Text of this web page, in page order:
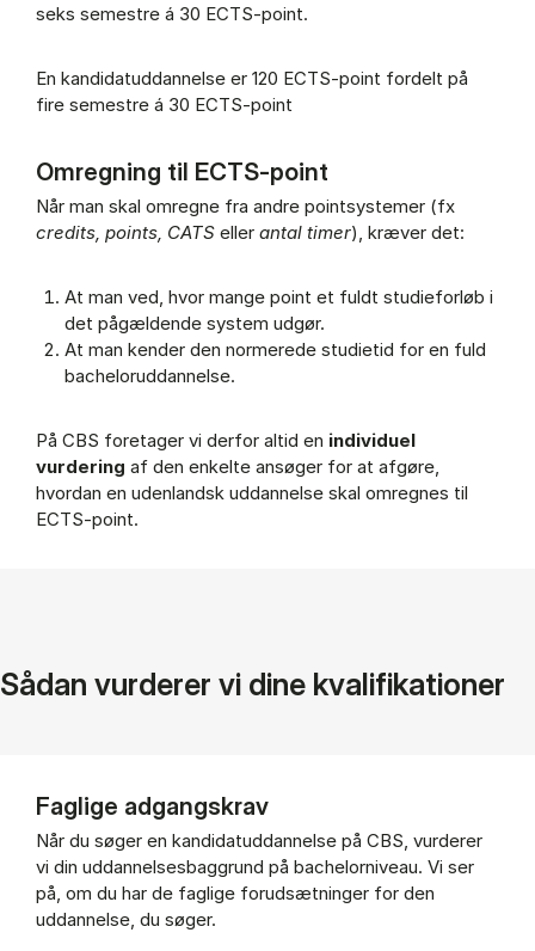
seks semestre á 30 ECTS-point.
En kandidatuddannelse er 120 ECTS-point fordelt på
fire semestre á 30 ECTS-point
Omregning til ECTS-point
Når man skal omregne fra andre pointsystemer (fx
credits, points, CATS eller antal timer), kræver det:
At man ved, hvor mange point et fuldt studieforløb i
det pågældende system udgør.
At man kender den normerede studietid for en fuld
bacheloruddannelse.
På CBS foretager vi derfor altid en individuel
vurdering af den enkelte ansøger for at afgøre,
hvordan en udenlandsk uddannelse skal omregnes til
ECTS-point.
Sådan vurderer vi dine kvalifikationer
Faglige adgangskrav
Når du søger en kandidatuddannelse på CBS, vurderer
vi din uddannelsesbaggrund på bachelorniveau. Vi ser
på, om du har de faglige forudsætninger for den
uddannelse, du søger.